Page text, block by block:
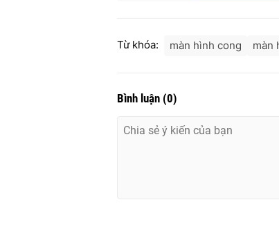
Từ khóa: màn hình cong màn
Bình luận (0)